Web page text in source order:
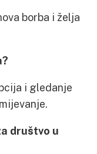
borba i želja
i gledanje
društvo u